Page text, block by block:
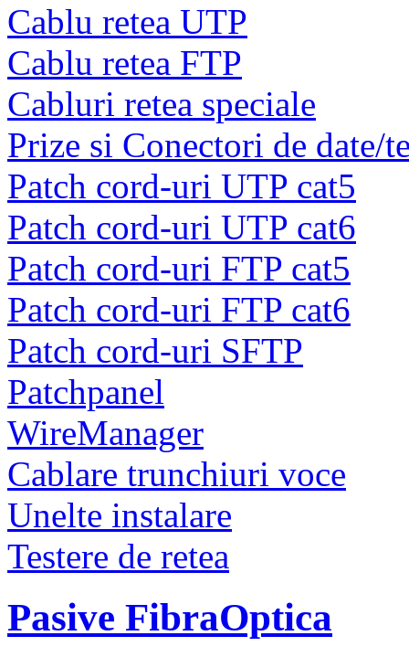
Cablu retea UTP
Cablu retea FTP
Cabluri retea speciale
Prize si Conectori de date/
Patch cord-uri UTP cat5
Patch cord-uri UTP cat6
Patch cord-uri FTP cat5
Patch cord-uri FTP cat6
Patch cord-uri SFTP
Patchpanel
WireManager
Cablare trunchiuri voce
Unelte instalare
Testere de retea
Pasive FibraOptica